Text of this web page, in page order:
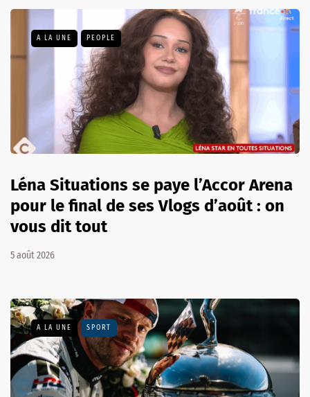
A LA UNE PEOPLE
Léna Situations se paye l’Accor Arena
pour le final de ses Vlogs d’août : on
vous dit tout
5 août 2026
A LA UNE SPORT